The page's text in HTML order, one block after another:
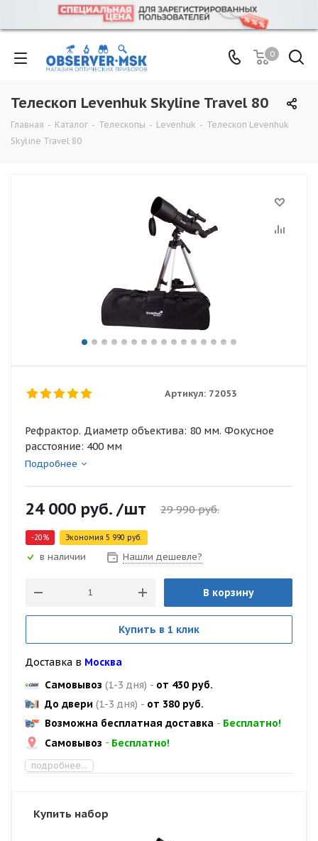
0
Телескоп Levenhuk Skyline Travel 80
Главная - Каталог - Телескопы - Levenhuk - Телескоп Levenhuk
Skyline Travel 80
Артикул: 72053
Рефрактор. Диаметр объектива: 80 мм. Фокусное
расстояние: 400 мм
Подробнее
24 000 руб. /шт 29 990руб.
-20% Экономия 5 990 руб.
в наличии Нашли дешевле?
В корзину
Купить в 1 клик
Доставка в Москва
Самовывоз (1-3 дня) - от 430 руб.
До двери (1-3 дня) - от 380 руб.
Возможна бесплатная доставка - Бесплатно!
Самовывоз - Бесплатно!
подробнее...
Купить набор